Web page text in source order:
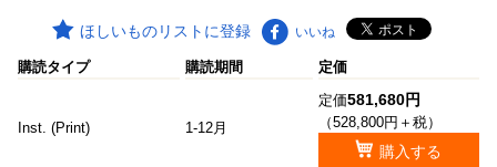
ほしいものリストに登録 いいね
購読タイプ 購読期間 定価
Inst. (Print) 1-12月
定価581,680円
（528,800円＋税）
購入する